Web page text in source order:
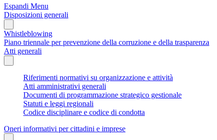
Espandi Menu
Disposizioni generali
Whistleblowing
Piano triennale per prevenzione della corruzione e della trasparenza
Atti generali
Riferimenti normativi su organizzazione e attività
Atti amministrativi generali
Documenti di programmazione strategico gestionale
Statuti e leggi regionali
Codice disciplinare e codice di condotta
Oneri informativi per cittadini e imprese